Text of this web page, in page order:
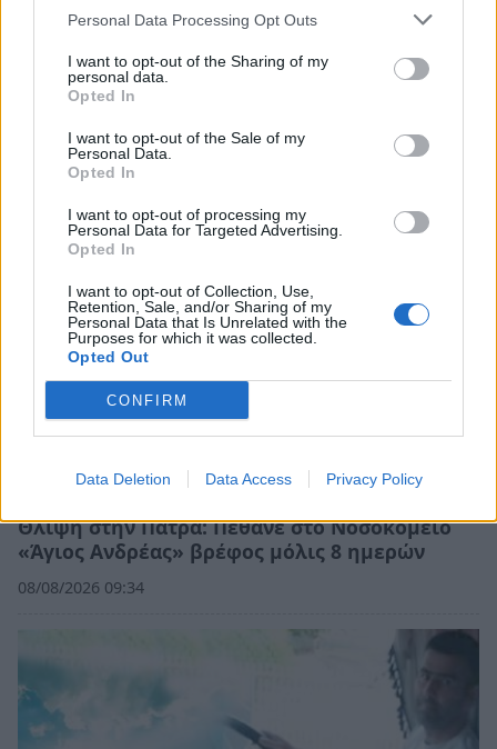
Personal Data Processing Opt Outs
I want to opt-out of the Sharing of my
personal data.
Opted In
I want to opt-out of the Sale of my
Personal Data.
Opted In
I want to opt-out of processing my
Personal Data for Targeted Advertising.
Opted In
I want to opt-out of Collection, Use,
Retention, Sale, and/or Sharing of my
Personal Data that Is Unrelated with the
Purposes for which it was collected.
Opted Out
CONFIRM
Data Deletion Data Access Privacy Policy
Σχετικά Άρθρα
Θλίψη στην Πάτρα: Πέθανε στο Νοσοκομείο
«Άγιος Ανδρέας» βρέφος μόλις 8 ημερών
08/08/2026 09:34